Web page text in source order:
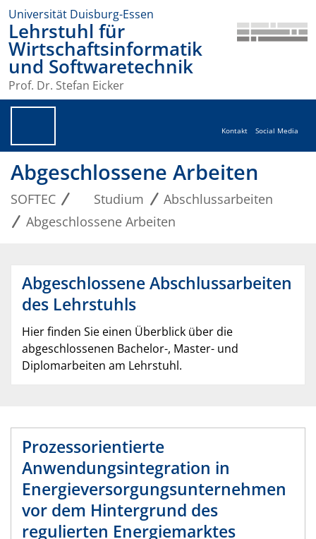
Universität Duisburg-Essen
Lehrstuhl für
Wirtschaftsinformatik
und Softwaretechnik
Prof. Dr. Stefan Eicker
Kontakt Social Media
Abgeschlossene Arbeiten
SOFTEC Studium
Abschlussarbeiten
Abgeschlossene Arbeiten
Abgeschlossene Abschlussarbeiten
des Lehrstuhls
Hier finden Sie einen Überblick über die
abgeschlossenen Bachelor-, Master- und
Diplomarbeiten am Lehrstuhl.
Prozessorientierte
Anwendungsintegration in
Energieversorgungsunternehmen
vor dem Hintergrund des
regulierten Energiemarktes